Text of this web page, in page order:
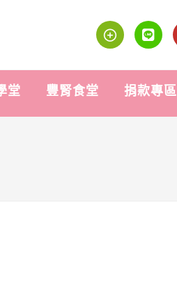
堂 豐腎食堂 捐款專區